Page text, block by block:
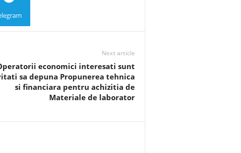
Next article
economici interesati sunt
sa depuna Propunerea tehnica
si financiara pentru achizitia de
Materiale de laborator